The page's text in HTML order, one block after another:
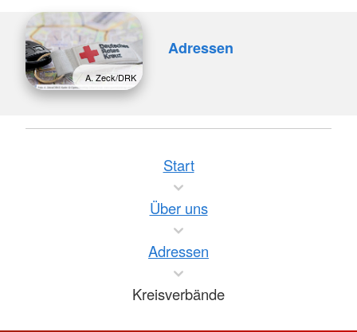
A. Zeck/DRK
Adressen
Start
Über uns
Adressen
Kreisverbände